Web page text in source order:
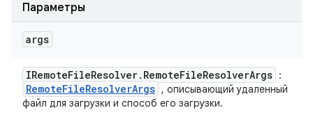
Параметры
args
IRemoteFileResolver. RemoteFileResolverArgs :
RemoteFileResolverArgs , описывающий удаленный
файл для загрузки и способ его загрузки.